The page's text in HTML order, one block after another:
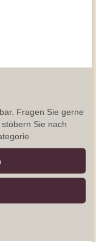
Fragen Sie gerne
Sie nach